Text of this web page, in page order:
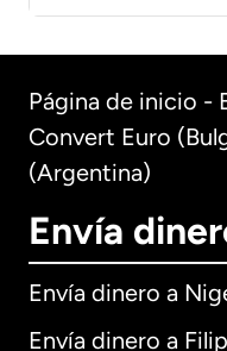
Página de inicio -
Convert Euro
(Argentina)
Envía
Envía dinero a
Envía dinero a